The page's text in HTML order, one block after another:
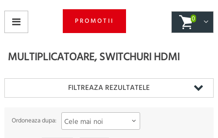
PROMOTII 0
MULTIPLICATOARE, SWITCHURI HDMI
FILTREAZA REZULTATELE
Ordoneaza dupa: Cele mai noi